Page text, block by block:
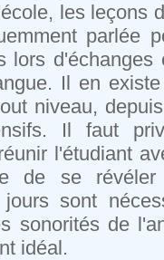
les leçons
parlée
lors
Il en
niveau,
Il faut
l'étudiant
de se
sont
sonorités de
idéal.